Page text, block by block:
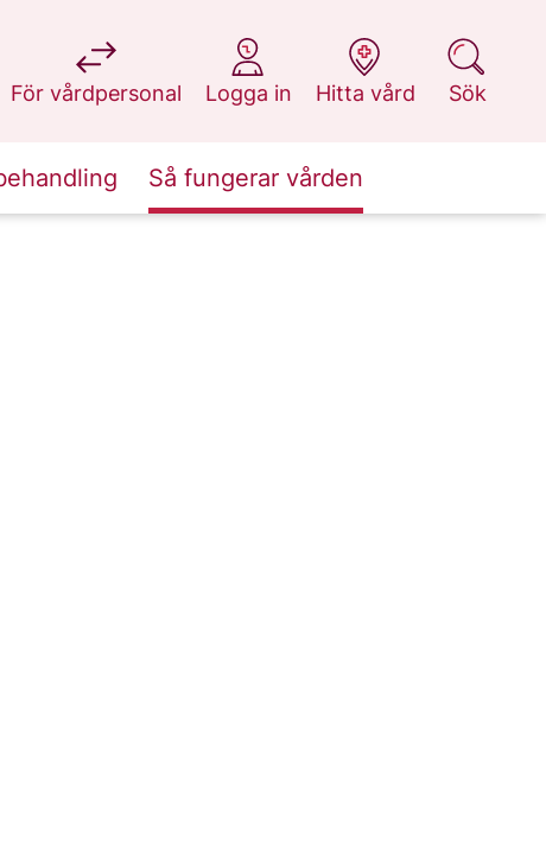
För vårdpersonal
på 1177.se
Logga in
på 1177.se
Hitta vård
på 1177.se
Sök
på 1177.se
Så fungerar vården